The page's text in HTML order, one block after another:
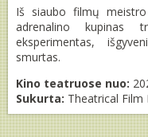
Iš siaubo filmų
adrenalino kupinas
eksperimentas,
smurtas.
Kino teatruose nuo:
Sukurta: Theatrical